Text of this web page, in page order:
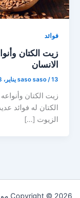
فوائد
زيت الكتان
الانسان
saso saso /13 يناير، 2023
زيت الكتان
الكتان له فوائد
الزيوت […]
Copyright © 2026 موسوعة دار الطب | Powered by